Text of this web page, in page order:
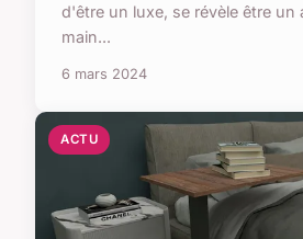
d'être un luxe, se révèle être un
main...
6 mars 2024
ACTU